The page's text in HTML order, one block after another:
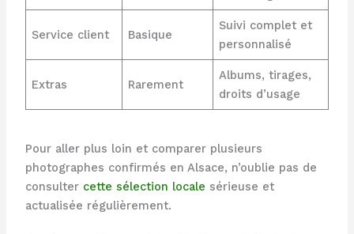
Service client Basique
Suivi complet et
personnalisé
Extras Rarement
Albums, tirages,
droits d’usage
Pour aller plus loin et comparer plusieurs
photographes confirmés en Alsace, n’oublie pas de
consulter cette sélection locale sérieuse et
actualisée régulièrement.